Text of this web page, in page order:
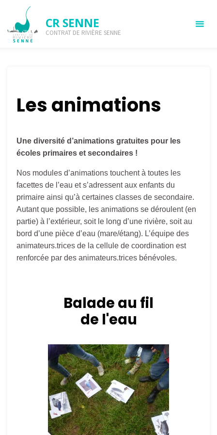
CR SENNE
CONTRAT DE RIVIÈRE SENNE
Animations
Les animations
Une diversité d’animations gratuites pour les
écoles primaires et secondaires !
Nos modules d’animations touchent à toutes les
facettes de l’eau et s’adressent aux enfants du
primaire ainsi qu’à certaines classes de secondaire.
Autant que possible, les animations se déroulent (en
partie) à l’extérieur, soit le long d’une rivière, soit au
bord d’une pièce d’eau (mare/étang). L’équipe des
animateurs.trices de la cellule de coordination est
renforcée par des animateurs.trices bénévoles.
Balade au fil
de l'eau